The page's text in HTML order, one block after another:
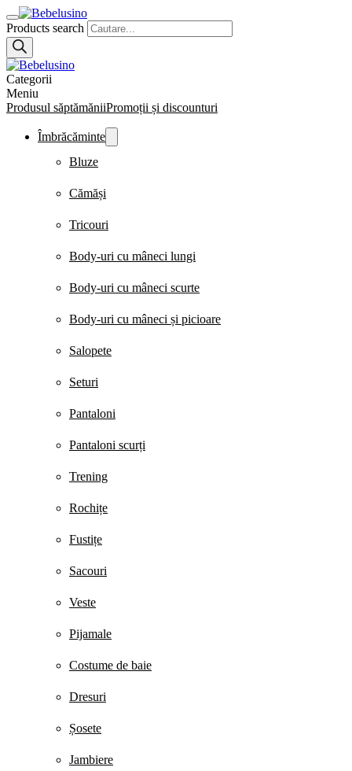
Products search
Categorii
Meniu
Produsul săptămăniiPromoții și discounturi
Îmbrăcăminte
Bluze
Cămăși
Tricouri
Body-uri cu mâneci lungi
Body-uri cu mâneci scurte
Body-uri cu mâneci și picioare
Salopete
Seturi
Pantaloni
Pantaloni scurți
Trening
Rochițe
Fustițe
Sacouri
Veste
Pijamale
Costume de baie
Dresuri
Șosete
Jambiere